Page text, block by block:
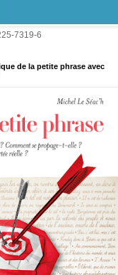
7319-6
de la petite phrase avec